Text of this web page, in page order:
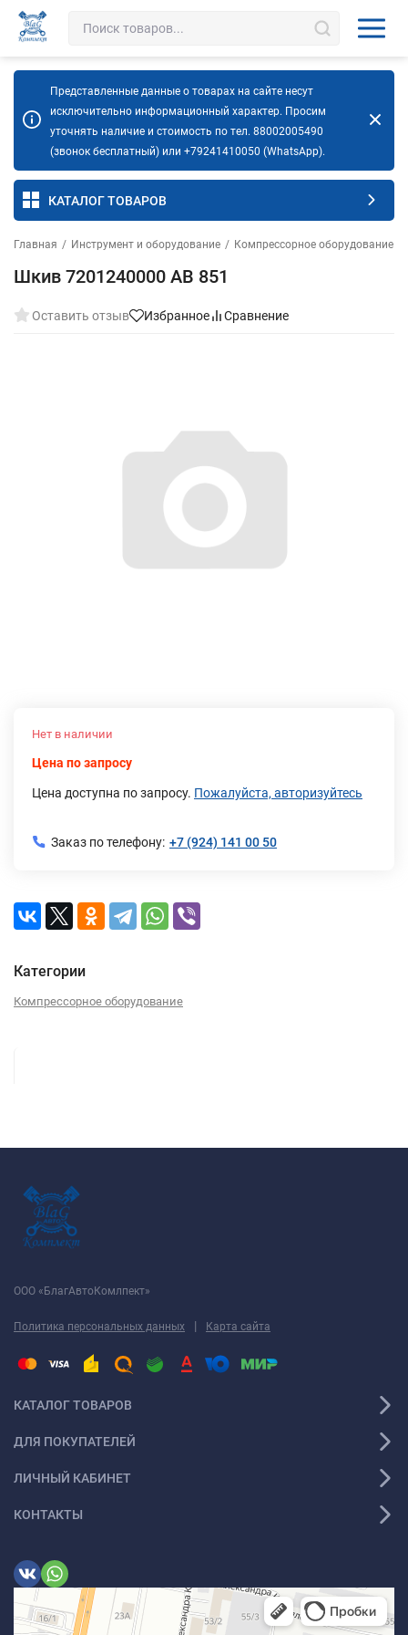
Представленные данные о товарах на сайте несут
исключительно информационный характер. Просим
уточнять наличие и стоимость по тел. 88002005490
(звонок бесплатный) или +79241410050 (WhatsApp).
КАТАЛОГ ТОВАРОВ
Главная / Инструмент и оборудование / Компрессорное оборудование
Шкив 7201240000 AB 851
Оставить отзыв Избранное Сравнение
Нет в наличии
Цена по запросу
Цена доступна по запросу. Пожалуйста, авторизуйтесь
Заказ по телефону: +7 (924) 141 00 50
Категории
Компрессорное оборудование
ООО «БлагАвтоКомлпект»
Политика персональных данных | Карта сайта
КАТАЛОГ ТОВАРОВ
ДЛЯ ПОКУПАТЕЛЕЙ
ЛИЧНЫЙ КАБИНЕТ
КОНТАКТЫ